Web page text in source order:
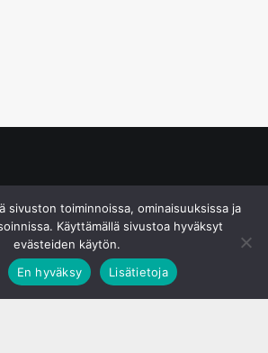
sivuston toiminnoissa, ominaisuuksissa ja
Käyttämällä sivustoa hyväksyt
evästeiden käytön.
En hyväksy Lisätietoja